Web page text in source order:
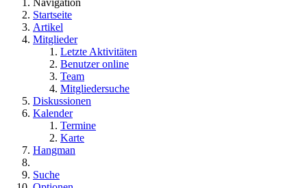
Navigation
Startseite
Artikel
Mitglieder
Letzte Aktivitäten
Benutzer online
Team
Mitgliedersuche
Diskussionen
Kalender
Termine
Karte
Hangman
Suche